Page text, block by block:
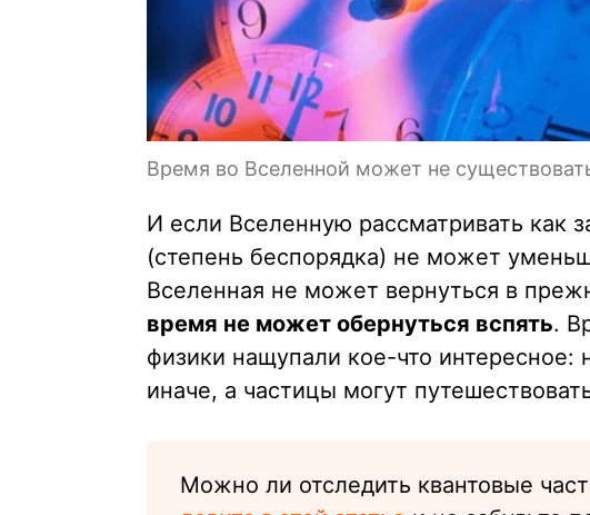
Время во Вселенной может не
И если Вселенную рассматривать как
(степень беспорядка) не может
Вселенная не может вернуться в
время не может обернуться вспять.
физики нащупали кое-что интересное:
иначе, а частицы могут
Можно ли отследить квантовые